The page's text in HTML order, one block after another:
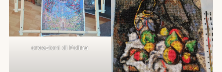
creazioni di Polina